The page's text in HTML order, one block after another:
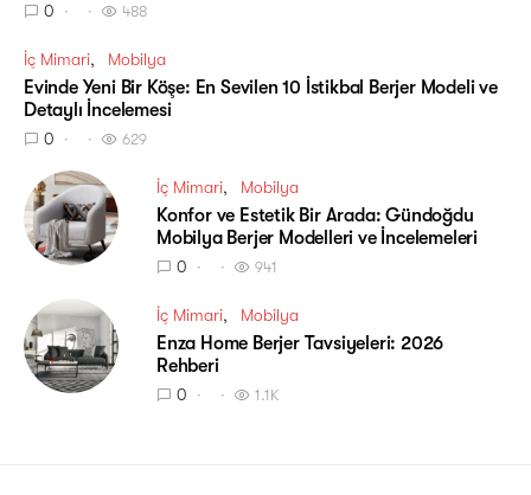
0 488
İç Mimari Mobilya
Evinde Yeni Bir Köşe: En Sevilen 10 İstikbal Berjer Modeli ve
Detaylı İncelemesi
0 629
İç Mimari Mobilya
Konfor ve Estetik Bir Arada: Gündoğdu
Mobilya Berjer Modelleri ve İncelemeleri
0 941
İç Mimari Mobilya
Enza Home Berjer Tavsiyeleri: 2026
Rehberi
0 1.1K